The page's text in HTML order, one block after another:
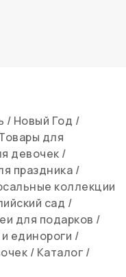
/ Новый Год /
для
девочек /
праздника /
коллекции
сад /
для подарков /
единороги /
/ Каталог /